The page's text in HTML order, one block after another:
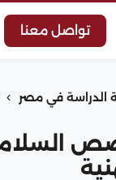
تواصل معنا
الدراسة في مصر ›